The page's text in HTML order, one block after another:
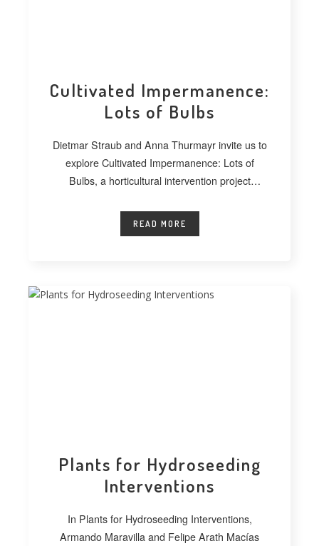
Cultivated Impermanence:
Lots of Bulbs
Dietmar Straub and Anna Thurmayr invite us to
explore Cultivated Impermanence: Lots of
Bulbs, a horticultural intervention project
READ MORE
Plants for Hydroseeding
Interventions
In Plants for Hydroseeding Interventions,
Armando Maravilla and Felipe Arath Macías